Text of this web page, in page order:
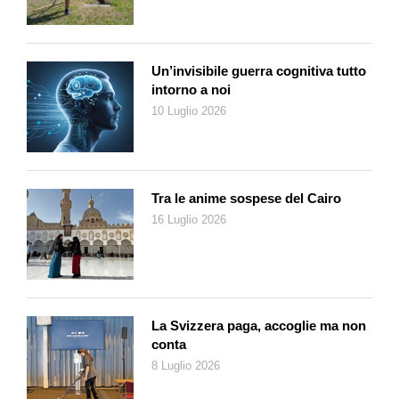
quest’anno, unisce voci diverse che svelano sfaccettature
diciotto donne.
Attraverso un’intima esplorazione di esperienze quotidiane,
Manuela Bonfanti – dopo aver raccolto molte ore di interviste –
ha creato un’opera che intreccia biografie individuali con
riflessioni collettive sul cambiamento dei ruoli e dei modelli
sociali. Un viaggio attraverso generazioni e geografie che
restituisce dignità a chi, troppo spesso, è rimasta nell’ombra.
Marco Bazzi
Il sorvegliante dei colori del lago
Fontana edizioni
Su un’isola lacustre, che potrebbe essere l’Isola principale di
Brissago, Eliseo Moretti vive recluso in un istituto di
rieducazione psichiatrica che somiglia più a un penitenziario.
Ogni giorno il protagonista osserva i colori del lago e redige
rapporti sulle loro variazioni, uno strano incarico affidatogli dalla
Un’invisibile guerra cognitiva tutto
intorno a noi
10 Luglio 2026
Tra le anime sospese del Cairo
16 Luglio 2026
La Svizzera paga, accoglie ma non
conta
8 Luglio 2026